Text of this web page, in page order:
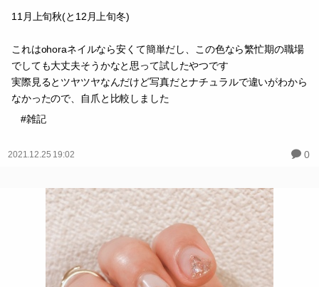
11月上旬秋(と12月上旬冬)
これはohoraネイルなら安くて簡単だし、この色なら繁忙期の職場
でしても大丈夫そうかなと思って試したやつです
実際見るとツヤツヤなんだけど写真だとナチュラルで違いがわから
なかったので、自爪と比較しました
#雑記
2021.12.25 19:02 0